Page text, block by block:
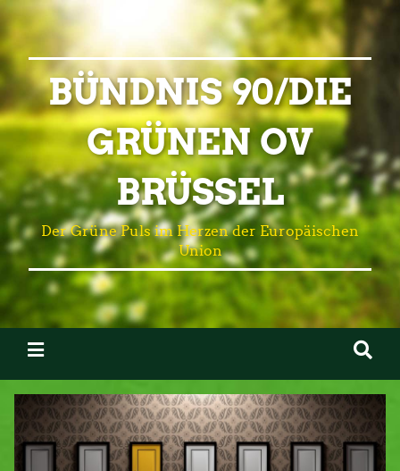
BÜNDNIS 90/DIE
GRÜNEN OV
BRÜSSEL
Der Grüne Puls im Herzen der Europäischen
Union